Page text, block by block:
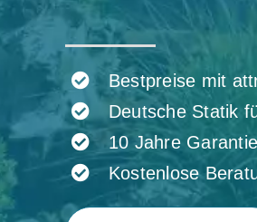
Bestpreise mit
Deutsche Statik
10 Jahre Garantie
Kostenlose